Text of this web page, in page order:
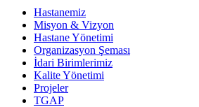
Hastanemiz
Misyon & Vizyon
Hastane Yönetimi
Organizasyon Şeması
İdari Birimlerimiz
Kalite Yönetimi
Projeler
TGAP